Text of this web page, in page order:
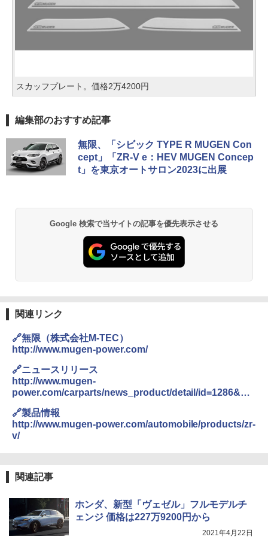
スカッフプレート。価格2万4200円
編集部のおすすめ記事
無限、「シビック TYPE R MUGEN Con
cept」「ZR-V e：HEV MUGEN Concep
t」を東京オートサロン2023に出展
Google 検索で当サイトの記事を優先表示させる
関連リンク
🔗無限（株式会社M-TEC）
http://www.mugen-power.com/
🔗ニュースリリース
http://www.mugen-
power.com/carparts/news_product/detail/id=1286&dat
🔗製品情報
http://www.mugen-power.com/automobile/products/zr-
v/
関連記事
ホンダ、新型「ヴェゼル」フルモデルチ
ェンジ 価格は227万9200円から
2021年4月22日